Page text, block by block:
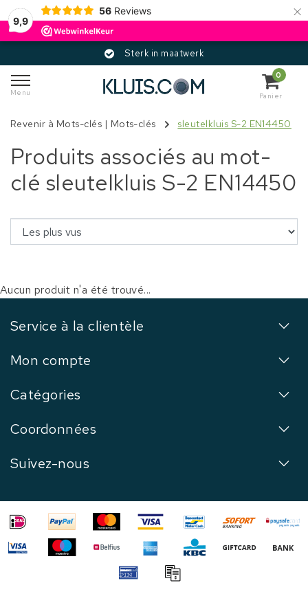
9,9
56 Reviews ×
Sterk in maatwerk
Menu
0
Panier
Revenir à Mots-clés | Mots-clés sleutelkluis S-2 EN14450
Produits associés au mot-
clé sleutelkluis S-2 EN14450
Aucun produit n'a été trouvé...
Service à la clientèle
Mon compte
Catégories
Coordonnées
Suivez-nous